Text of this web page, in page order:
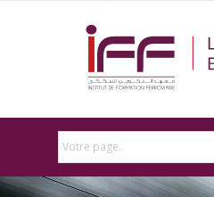
Votre page..